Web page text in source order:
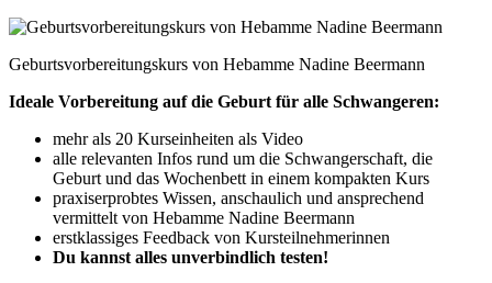
Geburtsvorbereitungskurs von Hebamme Nadine Beermann
Ideale Vorbereitung auf die Geburt für alle Schwangeren:
mehr als 20 Kurseinheiten als Video
alle relevanten Infos rund um die Schwangerschaft, die
Geburt und das Wochenbett in einem kompakten Kurs
praxiserprobtes Wissen, anschaulich und ansprechend
vermittelt von Hebamme Nadine Beermann
erstklassiges Feedback von Kursteilnehmerinnen
Du kannst alles unverbindlich testen!